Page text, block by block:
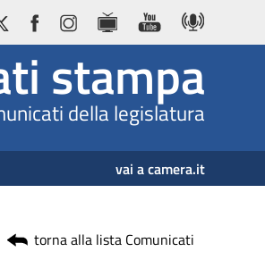
stampa
della legislatura
vai a camera.it
torna alla lista Comunicati